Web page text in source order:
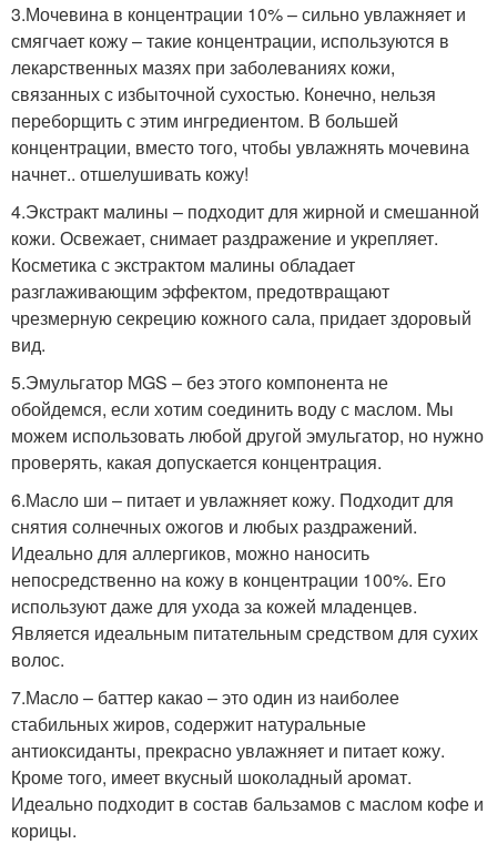
3.Мочевина в концентрации 10% – сильно увлажняет и
смягчает кожу – такие концентрации, используются в
лекарственных мазях при заболеваниях кожи,
связанных с избыточной сухостью. Конечно, нельзя
переборщить с этим ингредиентом. В большей
концентрации, вместо того, чтобы увлажнять мочевина
начнет.. отшелушивать кожу!
4.Экстракт малины – подходит для жирной и смешанной
кожи. Освежает, снимает раздражение и укрепляет.
Косметика с экстрактом малины обладает
разглаживающим эффектом, предотвращают
чрезмерную секрецию кожного сала, придает здоровый
вид.
5.Эмульгатор MGS – без этого компонента не
обойдемся, если хотим соединить воду с маслом. Мы
можем использовать любой другой эмульгатор, но нужно
проверять, какая допускается концентрация.
6.Масло ши – питает и увлажняет кожу. Подходит для
снятия солнечных ожогов и любых раздражений.
Идеально для аллергиков, можно наносить
непосредственно на кожу в концентрации 100%. Его
используют даже для ухода за кожей младенцев.
Является идеальным питательным средством для сухих
волос.
7.Масло – баттер какао – это один из наиболее
стабильных жиров, содержит натуральные
антиоксиданты, прекрасно увлажняет и питает кожу.
Кроме того, имеет вкусный шоколадный аромат.
Идеально подходит в состав бальзамов с маслом кофе и
корицы.